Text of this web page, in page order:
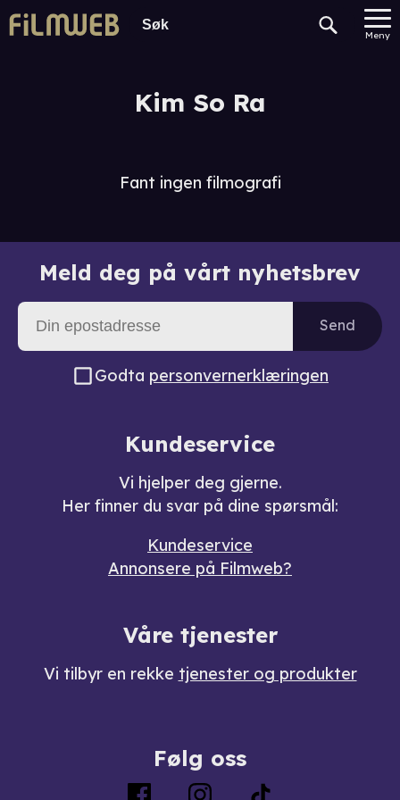
Meny
Kim So Ra
Fant ingen filmografi
Meld deg på vårt nyhetsbrev
Send
Godta personvernerklæringen
Kundeservice
Vi hjelper deg gjerne.
Her finner du svar på dine spørsmål:
Kundeservice
Annonsere på Filmweb?
Våre tjenester
Vi tilbyr en rekke tjenester og produkter
Følg oss